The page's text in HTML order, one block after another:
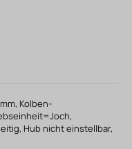
Kolben-
Hub nicht einstellbar,